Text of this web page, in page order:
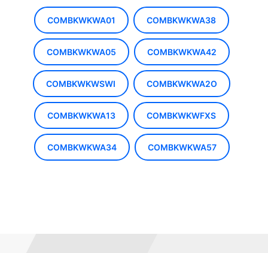
COMBKWKWA01 COMBKWKWA38
COMBKWKWA05 COMBKWKWA42
COMBKWKWSWI COMBKWKWA2O
COMBKWKWA13 COMBKWKWFXS
COMBKWKWA34 COMBKWKWA57